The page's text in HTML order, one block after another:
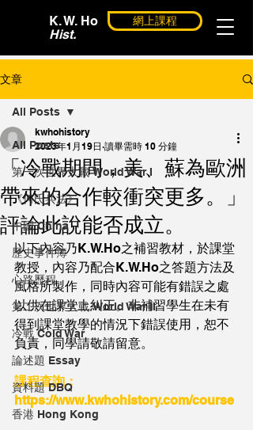
K. W. Ho
Hist.
網上課程
文章
All Posts
第一次世界大戰 World War I
《何氏兵法》
中國 China
歷史事件簿
心路歷程
第二次世界大戰 World War II
冷戰 Cold War
論述題 Essay
資料題 DBQ
香港 Hong Kong
All Posts
「冷戰期間，美、蘇為歐洲
帶來的合作較衝突更多。」
評論此說能否成立。
kwhohistory
2023年1月19日 讀畢需時 10 分鐘
以下內容乃K.W.Ho之補習教材，於課堂
教授，內容乃配合K.W.Ho之答題方法及
風格所製作，同時內容可能有錯誤之處
以供在課堂上糾正。非補習學生在未有
得到課堂教學的情況下錯誤使用，恕不
負責，同學請敬請留意。
課程查詢：
https://www.kwhohistory.com/course